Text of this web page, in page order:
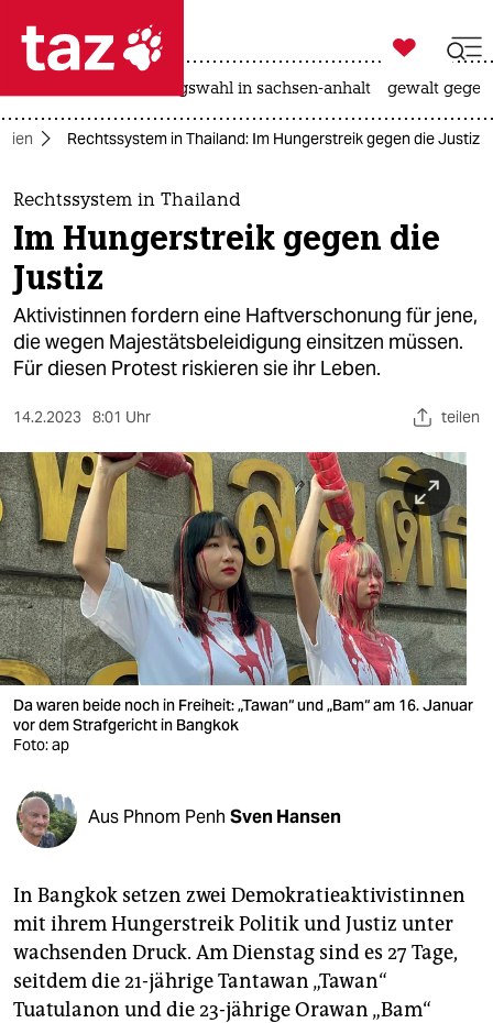
 taz zahl ich
taz zahl ich
themen
politik
öko
gesellschaft
sport
berlin
nord
wahrheit
verlag
verlag
veranstaltungen
fragen & hilfe
abo
genossenschaft
epaper login

taz zahl ich
landtagswahl in sachsen-anhalt gewalt
Rechtssystem in Thailand: Im Hungerstreik gegen die Justiz
Rechtssystem in Thailand
Im Hungerstreik gegen die
Justiz
Aktivistinnen fordern eine Haftverschonung für jene,
die wegen Majestätsbeleidigung einsitzen müssen.
Für diesen Protest riskieren sie ihr Leben.
14.2.2023 8:01 Uhr teilen
Da waren beide noch in Freiheit: „Tawan“ und „Bam“ am 16. Januar
vor dem Strafgericht in Bangkok
Foto: ap
Aus Phnom Penh Sven Hansen
In Bangkok setzen zwei Demokratieaktivistinnen
mit ihrem Hungerstreik Politik und Justiz unter
wachsenden Druck. Am Dienstag sind es 27 Tage,
seitdem die 21-jährige Tantawan „Tawan“
Tuatulanon und die 23-jährige Orawan „Bam“